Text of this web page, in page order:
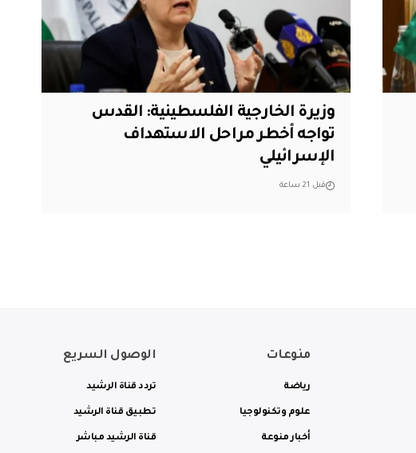
وزيرة الخارجية الفلسطينية: القدس
تواجه أخطر مراحل الاستهداف
الإسرائيلي
قبل 21 ساعة
منوعات
رياضة
علوم وتكنولوجيا
أخبار منوعة
الوصول السريع
تردد قناة الرشيد
تطبيق قناة الرشيد
قناة الرشيد مباشر